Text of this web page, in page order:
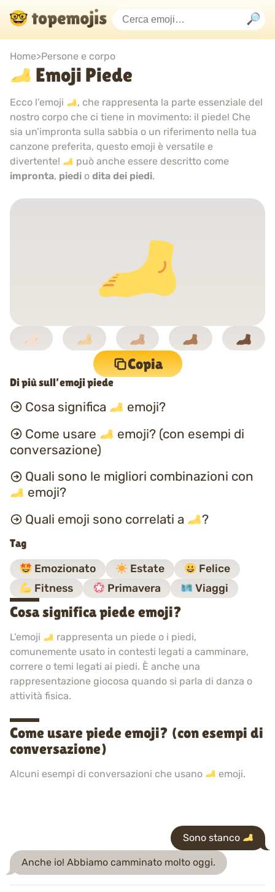
Home>Persone e corpo
Emoji Piede
Ecco l’emoji
, che rappresenta la parte essenziale del
nostro corpo che ci tiene in movimento: il piede! Che
sia un’impronta sulla sabbia o un riferimento nella tua
canzone preferita, questo emoji è versatile e
divertente!
può anche essere descritto come
impronta, piedi o dita dei piedi.
Copia
Di più sull’emoji piede
Cosa significa
emoji?
Come usare
emoji? (con esempi di
conversazione)
Quali sono le migliori combinazioni con
emoji?
Quali emoji sono correlati a
?
Tag
Emozionato Estate
Felice
Fitness
Primavera Viaggi
Cosa significa piede emoji?
L'emoji
rappresenta un piede o i piedi,
comunemente usato in contesti legati a camminare,
correre o temi legati ai piedi. È anche una
rappresentazione giocosa quando si parla di danza o
attività fisica.
Come usare piede emoji? (con esempi di
conversazione)
Alcuni esempi di conversazioni che usano emoji.
Sono stanco
Anche io! Abbiamo camminato molto oggi.